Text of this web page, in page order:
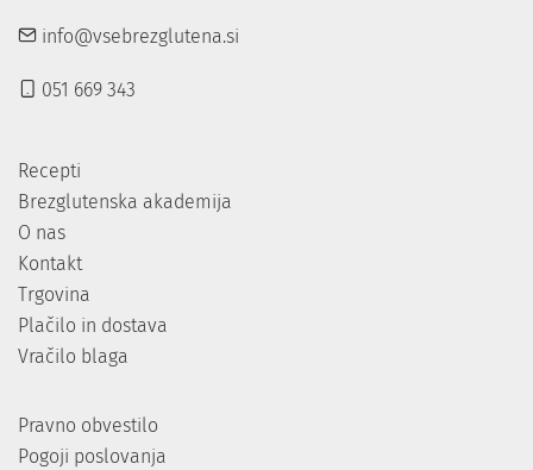
info@vsebrezglutena.si
051 669 343
Recepti
Brezglutenska akademija
O nas
Kontakt
Trgovina
Plačilo in dostava
Vračilo blaga
Pravno obvestilo
Pogoji poslovanja